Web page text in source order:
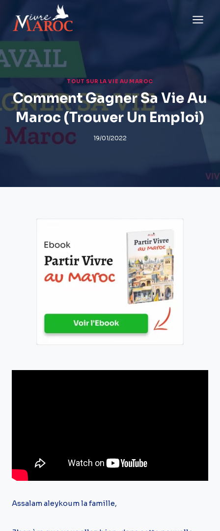
contenu
TOUT SUR LA VIE AU MAROC
Comment Gagner Sa Vie Au
Maroc (Trouver Un Emploi)
19/01/2022
Assalam aleykoum la famille,